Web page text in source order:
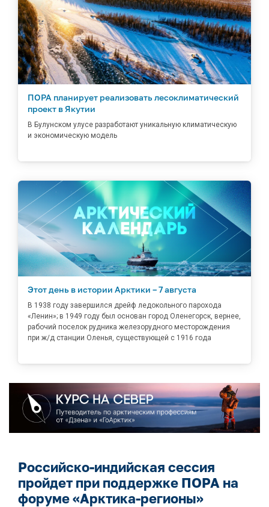
ПОРА планирует реализовать лесоклиматический
проект в Якутии
В Булунском улусе разработают уникальную климатическую
и экономическую модель
Этот день в истории Арктики – 7 августа
В 1938 году завершился дрейф ледокольного парохода
«Ленин»; в 1949 году был основан город Оленегорск, вернее,
рабочий поселок рудника железорудного месторождения
при ж/д станции Оленья, существующей с 1916 года
Российско-индийская сессия
пройдет при поддержке ПОРА на
форуме «Арктика-регионы»